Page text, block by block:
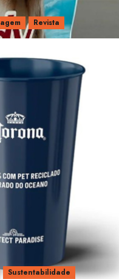
Revista
Sustentabilidade